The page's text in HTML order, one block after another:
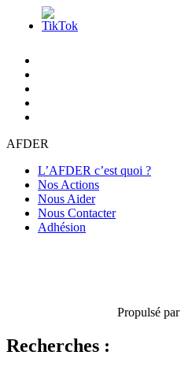
AFDER
L’AFDER c’est quoi ?
Nos Actions
Nous Aider
Nous Contacter
Adhésion
Propulsé par
Recherches :